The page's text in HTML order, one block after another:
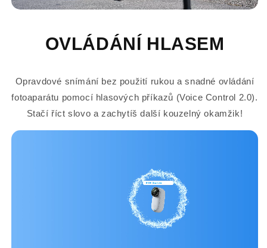
OVLÁDÁNÍ HLASEM
Opravdové snímání bez použití rukou a snadné ovládání
fotoaparátu pomocí hlasových příkazů (Voice Control 2.0).
Stačí říct slovo a zachytíš další kouzelný okamžik!